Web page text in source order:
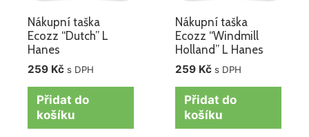
Nákupní taška
Ecozz “Dutch” L
Hanes
259 Kč s DPH
Přidat do
košíku
Nákupní taška
Ecozz “Windmill
Holland” L Hanes
259 Kč s DPH
Přidat do
košíku